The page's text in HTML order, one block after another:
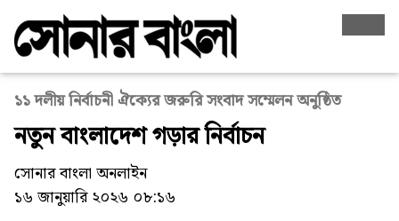
১১ দলীয় নির্বাচনী ঐক্যের জরুরি সংবাদ সম্মেলন অনুষ্ঠিত
নতুন বাংলাদেশ গড়ার নির্বাচন
সোনার বাংলা অনলাইন
১৬ জানুয়ারি ২০২৬ ০৮:১৬